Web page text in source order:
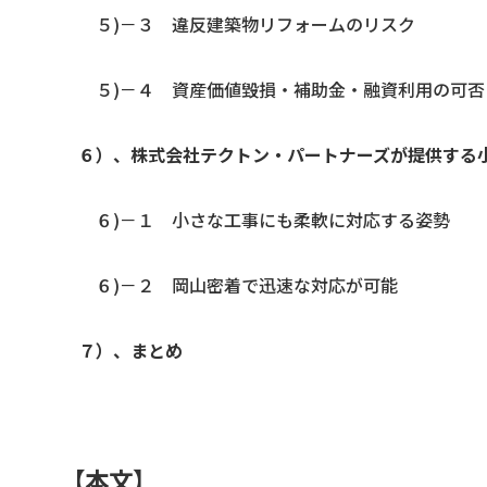
５)－３ 違反建築物リフォームのリスク
５)－４ 資産価値毀損・補助金・融資利用の可否
６）、株式会社テクトン・パートナーズが提供する
６)－１ 小さな工事にも柔軟に対応する姿勢
６)－２ 岡山密着で迅速な対応が可能
７）、まとめ
【本文】